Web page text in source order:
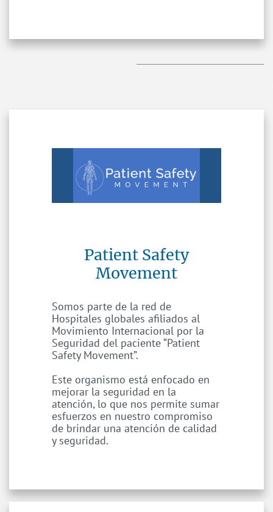
Patient Safety
Movement
Somos parte de la red de
Hospitales globales afiliados al
Movimiento Internacional por la
Seguridad del paciente “Patient
Safety Movement”.
Este organismo está enfocado en
mejorar la seguridad en la
atención, lo que nos permite sumar
esfuerzos en nuestro compromiso
de brindar una atención de calidad
y seguridad.